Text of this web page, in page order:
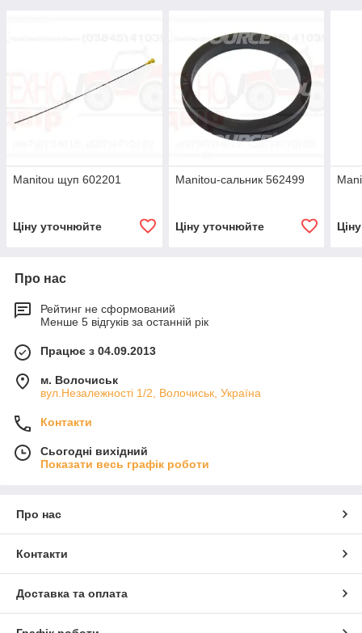
Manitou щуп 602201
Ціну уточнюйте
Manitou-сальник 562499
Ціну уточнюйте
Про нас
Рейтинг не сформований
Менше 5 відгуків за останній рік
Працює з 04.09.2013
м. Волочиськ
вул.Незалежності 1/2, Волочиськ, Україна
Контакти
Сьогодні вихідний
Показати весь графік роботи
Про нас
Контакти
Доставка та оплата